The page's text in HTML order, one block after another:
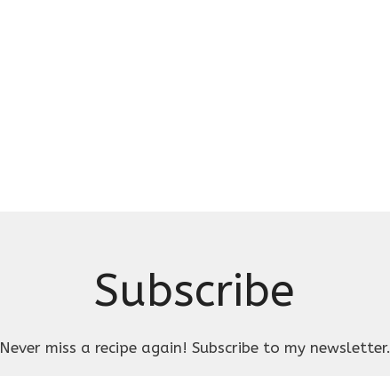
Subscribe
Never miss a recipe again! Subscribe to my newsletter.